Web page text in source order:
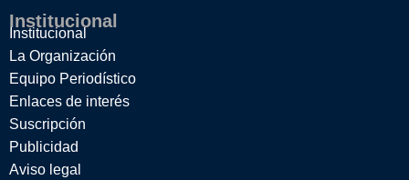
Institucional
Institucional
La Organización
Equipo Periodístico
Enlaces de interés
Suscripción
Publicidad
Aviso legal